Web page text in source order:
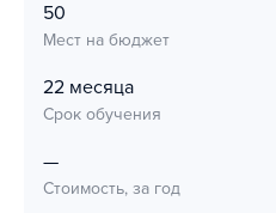
50
Мест на бюджет
22 месяца
Срок обучения
—
Стоимость, за год